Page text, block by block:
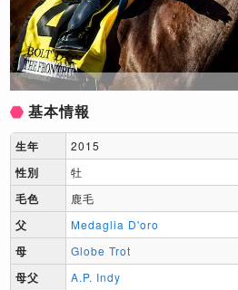
基本情報
生年 2015
性別 牡
毛色 鹿毛
父 Medaglia D'oro
母 Globe Trot
母父 A.P. Indy